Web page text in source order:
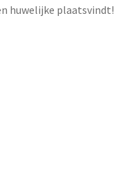
huwelijke plaatsvindt!